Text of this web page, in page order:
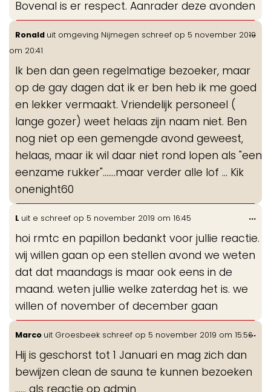
Bovenal is er respect. Aanrader deze avonden
Ronald uit omgeving Nijmegen schreef op 5 november 2019
om 20:41
Ik ben dan geen regelmatige bezoeker, maar
op de gay dagen dat ik er ben heb ik me goed
en lekker vermaakt. Vriendelijk personeel (
lange gozer) weet helaas zijn naam niet. Ben
nog niet op een gemengde avond geweest,
helaas, maar ik wil daar niet rond lopen als "een
eenzame rukker"...….maar verder alle lof ... Kik
onenight60
...
L uit e schreef op 5 november 2019 om 16:45
hoi rmtc en papillon bedankt voor jullie reactie.
wij willen gaan op een stellen avond we weten
dat dat maandags is maar ook eens in de
maand. weten jullie welke zaterdag het is. we
willen of november of december gaan
...
Marco uit Groesbeek schreef op 5 november 2019 om 15:56
Hij is geschorst tot 1 Januari en mag zich dan
bewijzen clean de sauna te kunnen bezoeken
...... als reactie op admin
...